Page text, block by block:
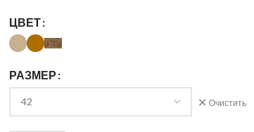
ЦВЕТ
РАЗМЕР
Очистить